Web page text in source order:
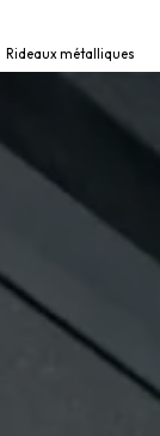
Rideaux métalliques